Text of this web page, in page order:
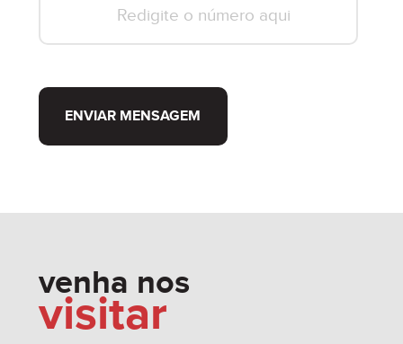
ENVIAR MENSAGEM
venha nos
visitar